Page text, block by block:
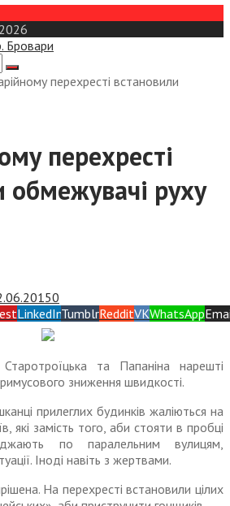
перехресті встановили
перехресті
обмежувачі руху
0
LinkedInTumblrRedditVKWhatsApp
та Папаніна нарешті
зниження швидкості.
прилеглих будинків жаліються на
які замість того, аби стояти в пробці
по паралельним вулицям,
Іноді навіть з жертвами.
На перехресті встановили цілих